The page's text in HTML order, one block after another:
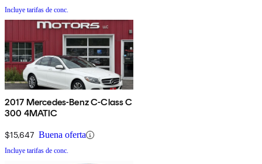
Incluye tarifas de conc.
2017 Mercedes-Benz C-Class C
300 4MATIC
$15,647 Buena oferta
Incluye tarifas de conc.